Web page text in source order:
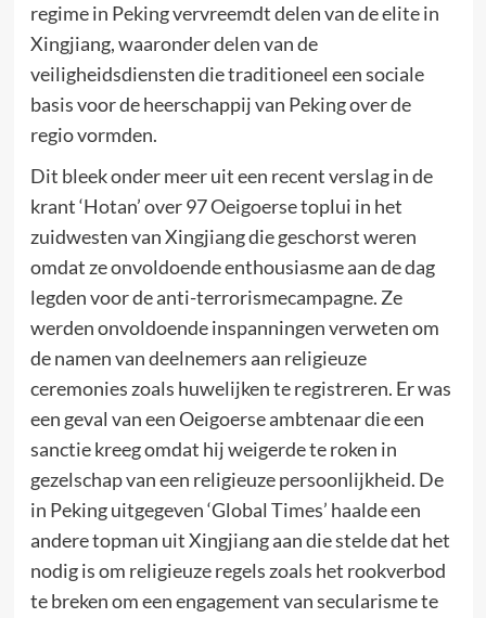
regime in Peking vervreemdt delen van de elite in
Xingjiang, waaronder delen van de
veiligheidsdiensten die traditioneel een sociale
basis voor de heerschappij van Peking over de
regio vormden.
Dit bleek onder meer uit een recent verslag in de
krant ‘Hotan’ over 97 Oeigoerse toplui in het
zuidwesten van Xingjiang die geschorst weren
omdat ze onvoldoende enthousiasme aan de dag
legden voor de anti-terrorismecampagne. Ze
werden onvoldoende inspanningen verweten om
de namen van deelnemers aan religieuze
ceremonies zoals huwelijken te registreren. Er was
een geval van een Oeigoerse ambtenaar die een
sanctie kreeg omdat hij weigerde te roken in
gezelschap van een religieuze persoonlijkheid. De
in Peking uitgegeven ‘Global Times’ haalde een
andere topman uit Xingjiang aan die stelde dat het
nodig is om religieuze regels zoals het rookverbod
te breken om een engagement van secularisme te